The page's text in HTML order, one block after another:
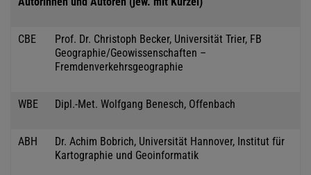
CBE
Prof. Dr. Christoph Becker, Universität Trier, FB
Geographie/Geowissenschaften –
Fremdenverkehrsgeographie
WBE Dipl.-Met. Wolfgang Benesch, Offenbach
ABH
Dr. Achim Bobrich, Universität Hannover, Institut für
Kartographie und Geoinformatik